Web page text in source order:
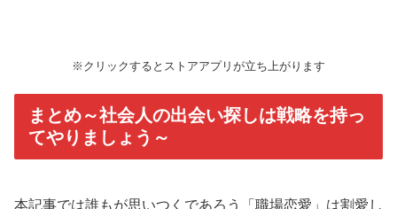
※クリックするとストアアプリが立ち上がります
まとめ～社会人の出会い探しは戦略を持っ
てやりましょう～
本記事では誰もが思いつくであろう「職場恋愛」は割愛し